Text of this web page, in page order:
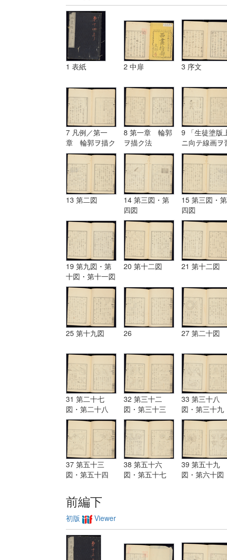
1 表紙 2 中扉 3 序文
7 凡例／第一
章 輪郭ヲ描ク
法
8 第一章 輪郭
ヲ描ク法
9 「生徒塗版
ニ向テ線画ヲ
フ図」
13 第二図
14 第三図・第
四図
15 第三図・第
四図
19 第九図・第
十図・第十一図
20 第十二図 21 第十二図
25 第十九図 26 27 第二十図
31 第二十七
図・第二十八
図・第二十九
図・第三十図・
第三十一図
32 第三十二
図・第三十三
図・第三十四
図・第三十五
図・第三十六
図・第三十七図
33 第三十八
図・第三十九
図・第四十図
第四十一図・
四十二図・
37 第五十三
図・第五十四
38 第五十六
図・第五十七
39 第五十九
図・第六十図
前編下
初版 Viewer